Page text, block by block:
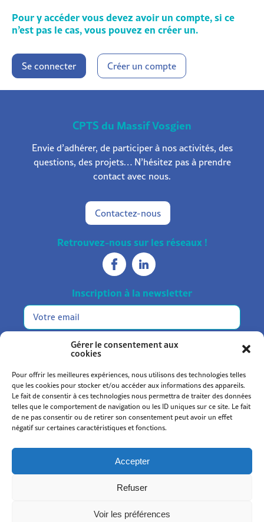
Gérer le consentement aux
cookies
Pour offrir les meilleures expériences, nous utilisons des technologies telles
que les cookies pour stocker et/ou accéder aux informations des appareils.
Le fait de consentir à ces technologies nous permettra de traiter des données
telles que le comportement de navigation ou les ID uniques sur ce site. Le fait
de ne pas consentir ou de retirer son consentement peut avoir un effet
négatif sur certaines caractéristiques et fonctions.
Accepter
Refuser
Voir les préférences
Pour y accéder vous devez avoir un compte, si ce
n’est pas le cas, vous pouvez en créer un.
Se connecter Créer un compte
CPTS du Massif Vosgien
Envie d’adhérer, de participer à nos activités, des
questions, des projets… N’hésitez pas à prendre
contact avec nous.
Contactez-nous
Retrouvez-nous sur les réseaux !
Inscription à la newsletter
E-
mail
m'inscrire
© 2026Kromi
Statuts et règlement
Politique de confidentialité
Politique de cookies (UE)